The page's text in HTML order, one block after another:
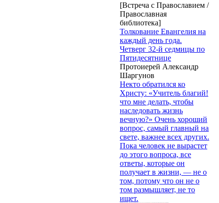
[Встреча с Православием /
Православная
библиотека]
Толкование Евангелия на
каждый день года.
Четверг 32-й седмицы по
Пятидесятнице
Протоиерей Александр
Шаргунов
Некто обратился ко
Христу: «Учитель благий!
что мне делать, чтобы
наследовать жизнь
вечную?» Очень хороший
вопрос, самый главный на
свете, важнее всех других.
Пока человек не вырастет
до этого вопроса, все
ответы, которые он
получает в жизни, — не о
том, потому что он не о
том размышляет, не то
ищет.